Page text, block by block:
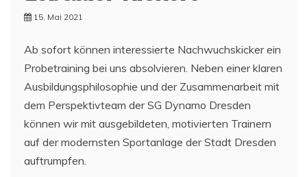
15. Mai 2021
Ab sofort können interessierte Nachwuchskicker ein
Probetraining bei uns absolvieren. Neben einer klaren
Ausbildungsphilosophie und der Zusammenarbeit mit
dem Perspektivteam der SG Dynamo Dresden
können wir mit ausgebildeten, motivierten Trainern
auf der modernsten Sportanlage der Stadt Dresden
auftrumpfen.